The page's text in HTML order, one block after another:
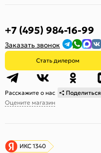
+7 (495) 984-16-99
Заказать звонок
Стать дилером
Расскажите о нас
Поделиться
Оцените магазин
ИКС 1340